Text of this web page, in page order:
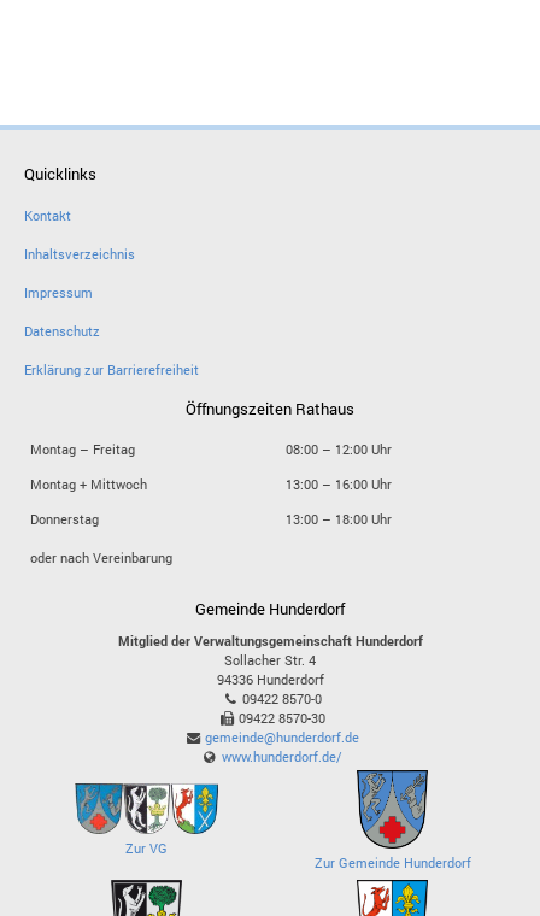
Quicklinks
Kontakt
Inhaltsverzeichnis
Impressum
Datenschutz
Erklärung zur Barrierefreiheit
Öffnungszeiten Rathaus
Montag – Freitag
08:00 – 12:00 Uhr
Montag + Mittwoch
13:00 – 16:00 Uhr
Donnerstag
13:00 – 18:00 Uhr
oder nach Vereinbarung
Gemeinde Hunderdorf
Mitglied der Verwaltungsgemeinschaft Hunderdorf
Sollacher Str. 4
94336 Hunderdorf
09422 8570-0
09422 8570-30
gemeinde@hunderdorf.de
www.hunderdorf.de/
Zur VG
Zur Gemeinde Hunderdorf